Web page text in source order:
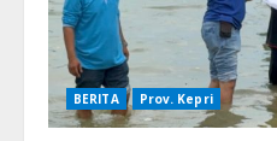
BERITA Prov. Kepri